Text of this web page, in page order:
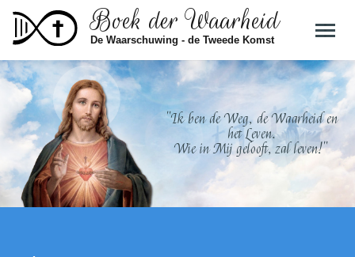
Skip to main contentBoek der Waarheid
De Waarschuwing - de Tweede Komst
"Ik ben de Weg, de Waarheid en
het Leven.
Wie in Mij gelooft, zal leven!"